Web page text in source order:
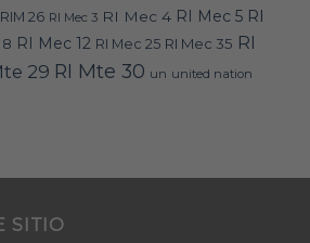
RIM 26 RI Mec 3 RI Mec 4 RI Mec 5 RI
8 RI Mec 12 RI Mec 25 RI Mec 35 RI
29 RI Mte 30 un united nation
SITIO